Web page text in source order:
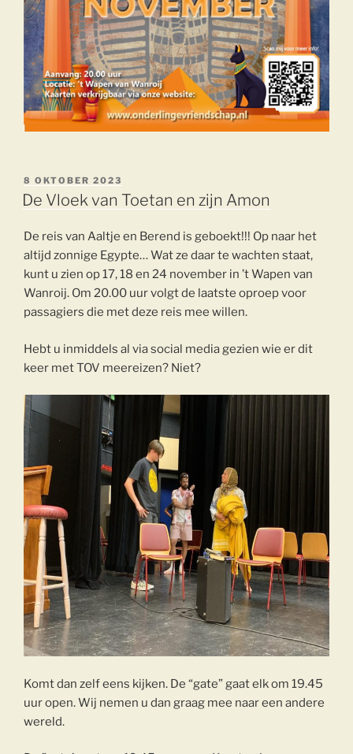
GEPLAATST
OP
8 OKTOBER 2023
De Vloek van Toetan en zijn Amon
De reis van Aaltje en Berend is geboekt!!! Op naar het
altijd zonnige Egypte… Wat ze daar te wachten staat,
kunt u zien op 17, 18 en 24 november in ’t Wapen van
Wanroij. Om 20.00 uur volgt de laatste oproep voor
passagiers die met deze reis mee willen.
Hebt u inmiddels al via social media gezien wie er dit
keer met TOV meereizen? Niet?
Komt dan zelf eens kijken. De “gate” gaat elk om 19.45
uur open. Wij nemen u dan graag mee naar een andere
wereld.